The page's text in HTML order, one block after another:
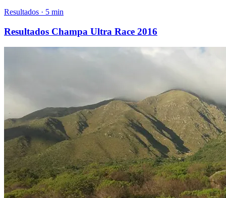
Resultados · 5 min
Resultados Champa Ultra Race 2016